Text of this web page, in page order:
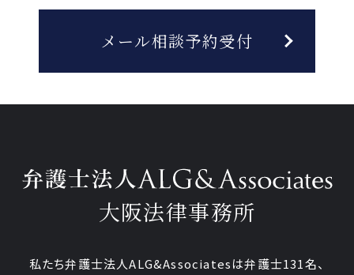
メール相談予約受付
大阪法律事務所
私たち弁護士法人ALG&Associatesは弁護士131名、